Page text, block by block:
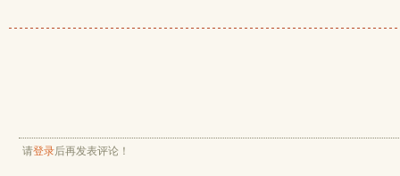
请登录后再发表评论！